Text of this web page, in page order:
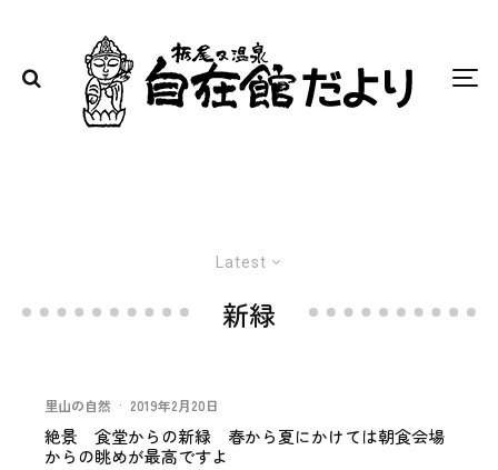
Latest
新緑
里山の自然 · 2019年2月20日
絶景 食堂からの新緑 春から夏にかけては朝食会場
からの眺めが最高ですよ